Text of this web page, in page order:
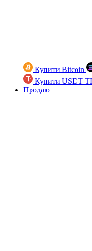
Купити Bitcoin
Купити USDT
Продаю